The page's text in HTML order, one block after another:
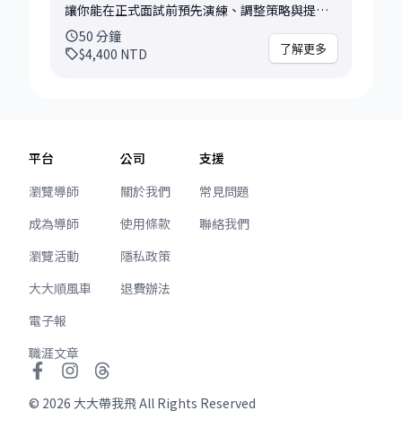
讓你能在正式面試前預先演練、調整策略與提升
自信。我會根據你應徵的職位、公司與面試形
式，設計最貼近實戰的模擬流程，並在每個環節
（Behavioral / STAR 答題） 你可以在預約時提
供履歷、求職目標職位與預期模擬內容，我會根
據這些資訊安排適合的題目與流程。 我們會模擬
犯錯、調整與強化表現。 每次模擬會包含以下幾
個環節： • 模擬面試實作（約 30 分鐘） • 面試
表現講評與具體回饋 • 題型應對建議、回答優化
技巧分享 • 常見問題拆解與後續練習建議 諮詢後
建議 • 精準的行為題回應技巧或技術解題方向 •
對自己的面試強項與弱點有更清楚的掌握 這個諮
詢適合正在準備科技公司求職、面試機會即將到
來、或對自己面試表現沒信心的人。 讓我們一起
用一次模擬，把面對未知的焦慮，轉換成有備而
50 分鐘
$4,400 NTD 了解更多
平台
瀏覽導師
成為導師
瀏覽活動
大大順風車
電子報
職涯文章
公司
關於我們
使用條款
隱私政策
退費辦法
支援
常見問題
聯絡我們
© 2026 大大帶我飛 All Rights Reserved